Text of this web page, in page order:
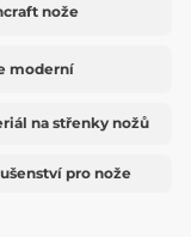
nože
moderní
na střenky nožů
pro nože